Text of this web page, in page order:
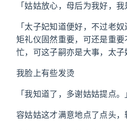
「姑姑放心，母后为我好，我
「太子妃知道便好，不过老
矩礼仪固然重要，可还是重
忙，可这子嗣亦是大事，太子
我脸上有些发烫
「我知道了，多谢姑姑提点。
容姑姑这才满意地点了点头，